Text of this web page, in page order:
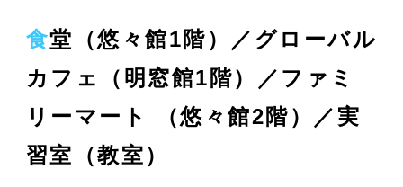
食堂（悠々館1階）／グローバル
カフェ（明窓館1階）／ファミ
リーマート （悠々館2階）／実
習室（教室）